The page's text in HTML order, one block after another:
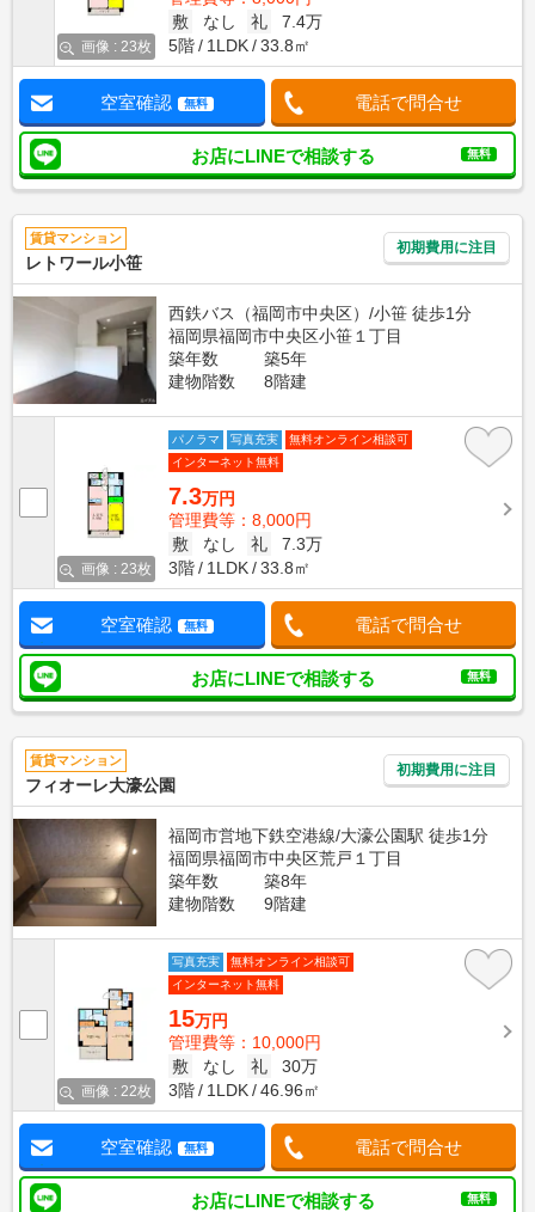
画像 : 23枚
敷
なし 礼
7.4万
5階
1LDK 33.8㎡
空室確認 無料 電話で問合せ
お店にLINEで相談する 無料
賃貸マンション
レトワール小笹
初期費用に注目
西鉄バス（福岡市中央区）/小笹 徒歩1分
福岡県福岡市中央区小笹１丁目
築年数
築5年
建物階数
8階建
画像 : 23枚
パノラマ 写真充実
無料オンライン相談可
インターネット無料
7.3万円
管理費等：8,000円
敷
なし 礼
7.3万
3階
1LDK 33.8㎡
空室確認 無料 電話で問合せ
お店にLINEで相談する 無料
賃貸マンション
フィオーレ大濠公園
初期費用に注目
福岡市営地下鉄空港線/大濠公園駅 徒歩1分
福岡県福岡市中央区荒戸１丁目
築年数
築8年
建物階数
9階建
画像 : 22枚
写真充実
無料オンライン相談可
インターネット無料
15万円
管理費等：10,000円
敷
なし 礼
30万
3階
1LDK 46.96㎡
空室確認 無料 電話で問合せ
お店にLINEで相談する 無料